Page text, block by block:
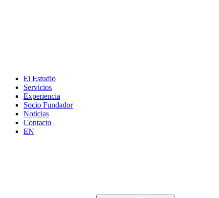
El Estudio
Servicios
Experiencia
Socio Fundador
Noticias
Contacto
EN